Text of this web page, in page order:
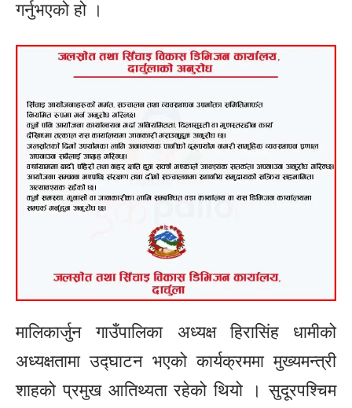
गर्नुभएको हो ।
मालिकार्जुन गाउँपालिका अध्यक्ष हिरासिंह धामीको
अध्यक्षतामा उद्घाटन भएको कार्यक्रममा मुख्यमन्त्री
शाहको प्रमुख आतिथ्यता रहेको थियो । सुदूरपश्चिम